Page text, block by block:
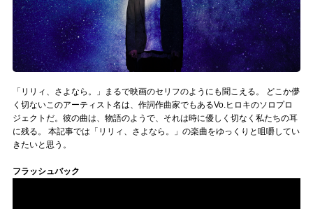
LINK
muevoクラウドファンディング
muevoコミュニティ
ぶいクラ！by muevo
ぶいコミュ！by muevo
「リリィ、さよなら。」まるで映画のセリフのようにも聞こえる。 どこか儚
く切ないこのアーティスト名は、作詞作曲家でもあるVo.ヒロキのソロプロ
ジェクトだ。彼の曲は、物語のようで、それは時に優しく切なく私たちの耳
に残る。 本記事では「リリィ、さよなら。」の楽曲をゆっくりと咀嚼してい
きたいと思う。
フラッシュバック